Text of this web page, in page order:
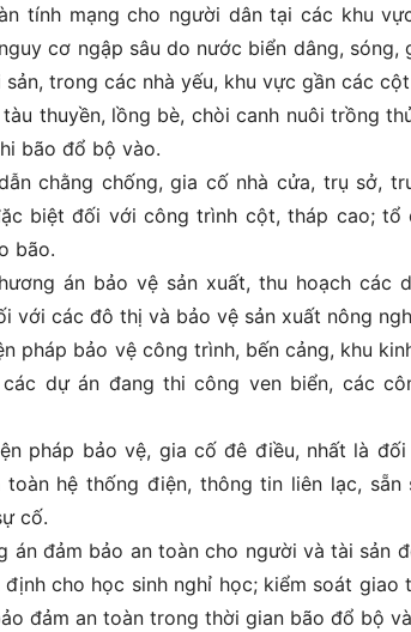
tính mạng cho người dân tại các khu
cơ ngập sâu do nước biển dâng,
trong các nhà yếu, khu vực gần các
thuyền, lồng bè, chòi canh nuôi trồng
bão đổ bộ vào.
chằng chống, gia cố nhà cửa, trụ sở,
biệt đối với công trình cột, tháp cao;
bão.
án bảo vệ sản xuất, thu hoạch các
với các đô thị và bảo vệ sản xuất nông
pháp bảo vệ công trình, bến cảng, khu
dự án đang thi công ven biển, các
pháp bảo vệ, gia cố đê điều, nhất là
toàn hệ thống điện, thông tin liên lạc,
cố.
án đảm bảo an toàn cho người và tài sản
định cho học sinh nghỉ học; kiểm soát
đảm an toàn trong thời gian bão đổ bộ